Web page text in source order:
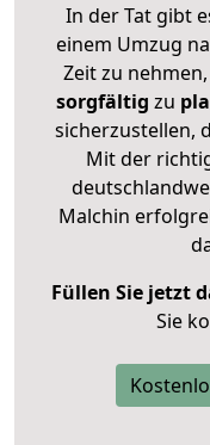
In der Tat gibt
einem Umzug
Zeit zu
sorgfältig zu
sicherzustellen,
Mit der
Malchin
Füllen Sie jetzt
Sie